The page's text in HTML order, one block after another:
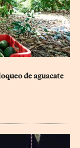
de aguacate